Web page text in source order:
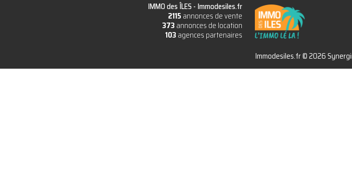
IMMO des ÎLES - Immodesiles.fr
2115annonces de vente
373annonces de location
103agences partenaires
Immodesiles.fr © 2026